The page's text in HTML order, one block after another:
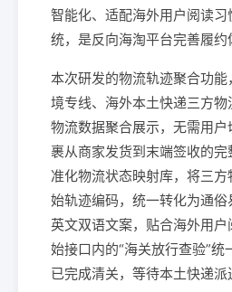
智能化、适配海外用户阅读
统，是反向海淘平台完善履约
本次研发的物流轨迹聚合功
境专线、海外本土快递三方
物流数据聚合展示，无需用
裹从商家发货到末端签收的
准化物流状态映射库，将三
始轨迹编码，统一转化为通俗
英文双语文案，贴合海外用
始接口内的“海关放行查验”统
已完成清关，等待本土快递派